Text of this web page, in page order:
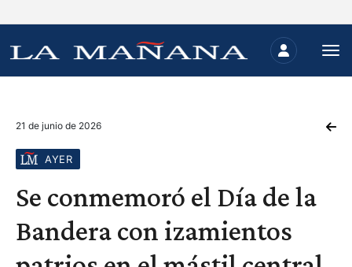
21 de junio de 2026
AYER
Se conmemoró el Día de la
Bandera con izamientos